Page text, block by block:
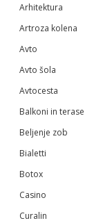
Arhitektura
Artroza kolena
Avto
Avto šola
Avtocesta
Balkoni in terase
Beljenje zob
Bialetti
Botox
Casino
Curalin